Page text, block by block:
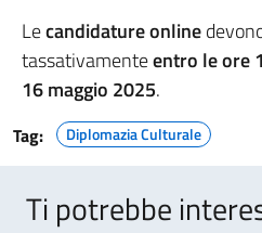
Lecandidature online
tassativamenteentro le ore
16 maggio 2025.
Tag: Diplomazia Culturale
Ti potrebbe